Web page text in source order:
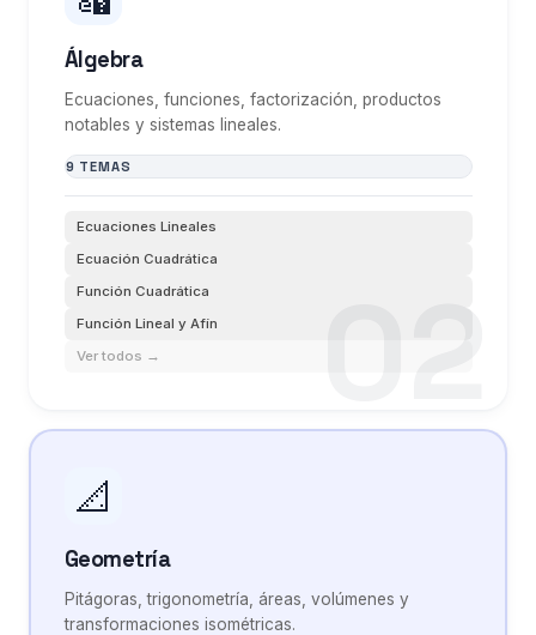
Álgebra
Ecuaciones, funciones, factorización, productos
notables y sistemas lineales.
9 TEMAS
Ecuaciones Lineales
Ecuación Cuadrática
Función Cuadrática
Función Lineal y Afín
Ver todos →
📐
Geometría
Pitágoras, trigonometría, áreas, volúmenes y
transformaciones isométricas.